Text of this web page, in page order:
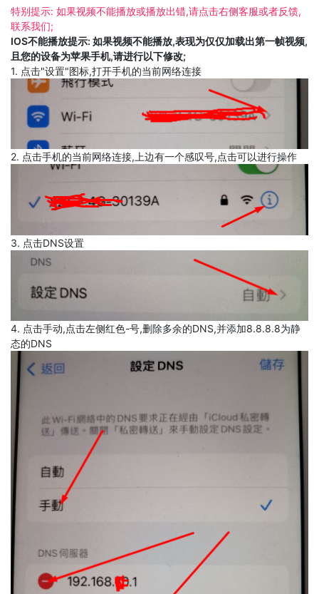
特别提示: 如果视频不能播放或播放出错,请点击右侧客服或者反馈,
联系我们;
IOS不能播放提示: 如果视频不能播放,表现为仅仅加载出第一帧视频,
且您的设备为苹果手机,请进行以下修改;
1. 点击"设置"图标,打开手机的当前网络连接
2. 点击手机的当前网络连接,上边有一个感叹号,点击可以进行操作
3. 点击DNS设置
4. 点击手动,点击左侧红色-号,删除多余的DNS,并添加8.8.8.8为静
态的DNS